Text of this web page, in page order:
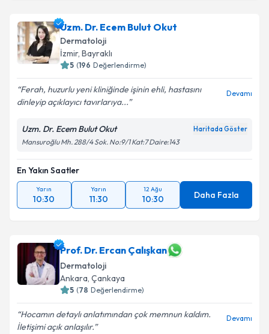
Uzm. Dr. Ecem Bulut Okut
Dermatoloji
İzmir, Bayraklı
5 (196 Değerlendirme)
Ferah, huzurlu yeni kliniğinde işinin ehli, hastasını
dinleyip açıklayıcı tavırlarıya...
Devamı
Uzm. Dr. Ecem Bulut Okut Haritada Göster
Mansuroğlu Mh. 288/4 Sok. No:9/1 Kat:7 Daire:143
En Yakın Saatler
Yarın
10:30
Yarın
11:30
12 Ağu
10:30 Daha Fazla
Prof. Dr. Ercan Çalışkan
Dermatoloji
Ankara, Çankaya
5 (78 Değerlendirme)
Hocamın detaylı anlatımından çok memnun kaldım.
İletişimi açık anlaşılır.
Devamı